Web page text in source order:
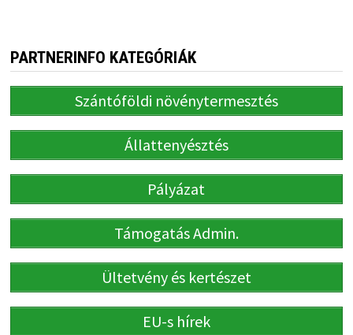
PARTNERINFO KATEGÓRIÁK
Szántóföldi növénytermesztés
Állattenyésztés
Pályázat
Támogatás Admin.
Ültetvény és kertészet
EU-s hírek